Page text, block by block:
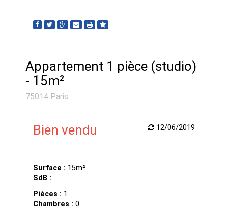
Appartement 1 pièce (studio)
- 15m²
75014 Paris
Bien vendu 12/06/2019
Surface : 15m²
SdB :
Pièces : 1
Chambres : 0